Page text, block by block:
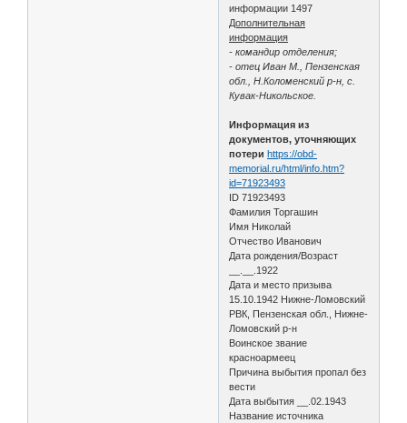
информации 1497
Дополнительная
информация
- командир отделения;
- отец Иван М., Пензенская
обл., Н.Коломенский р-н, с.
Кувак-Никольское.
Информация из
документов, уточняющих
потери https://obd-
memorial.ru/html/info.htm?
id=71923493
ID 71923493
Фамилия Торгашин
Имя Николай
Отчество Иванович
Дата рождения/Возраст
__.__.1922
Дата и место призыва
15.10.1942 Нижне-Ломовский
РВК, Пензенская обл., Нижне-
Ломовский р-н
Воинское звание
красноармеец
Причина выбытия пропал без
вести
Дата выбытия __.02.1943
Название источника